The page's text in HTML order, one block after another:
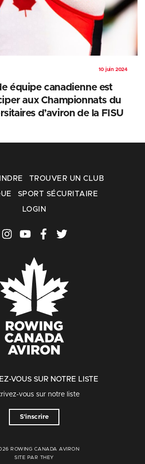
10 juin 2024
équipe canadienne est
aux Championnats du
d’aviron de la FISU
TROUVER UN CLUB
SPORT SÉCURITAIRE
LOGIN
VOUS SUR NOTRE LISTE
vous sur notre liste
S'inscrire
ROWING CANADA AVIRON
SITE PAR THEY